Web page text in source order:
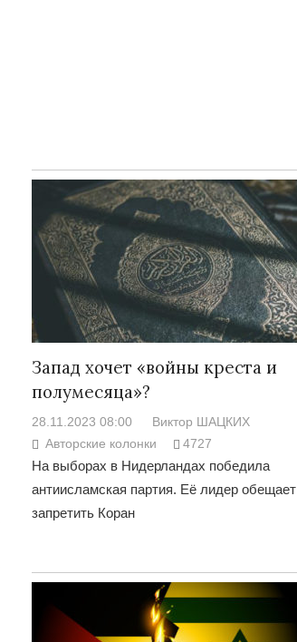
Запад хочет «войны креста и
полумесяца»?
28.11.2023 08:00
Виктор ШАЦКИХ
Авторские колонки
4727
На выборах в Нидерландах победила
антиисламская партия. Её лидер обещает
запретить Коран